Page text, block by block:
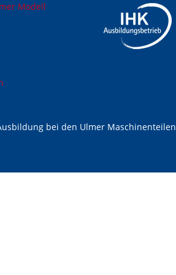
Modell
bei den Ulmer Maschinenteilen